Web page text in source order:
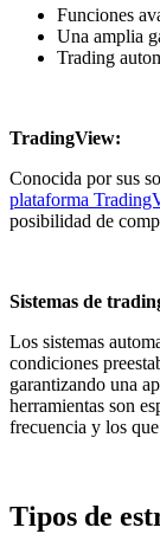
Funciones
Una amplia
Trading
TradingView:
Conocida por sus
plataforma
posibilidad de
Sistemas de
Los sistemas
condiciones
garantizando una
herramientas son
frecuencia y los
Tipos de